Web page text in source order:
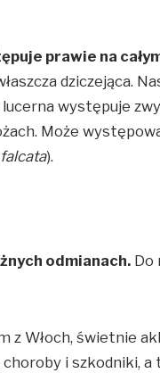
prawie na
dziczejąca.
występuje
Może
).
odmianach. Do
z Włoch, świetnie
i szkodniki,